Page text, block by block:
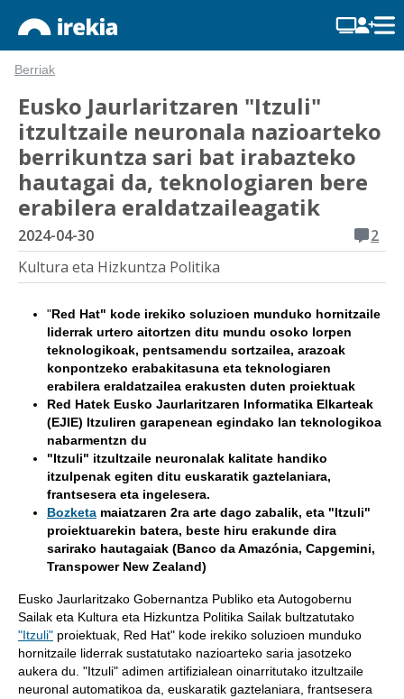
Berriak
Eusko Jaurlaritzaren "Itzuli"
itzultzaile neuronala nazioarteko
berrikuntza sari bat irabazteko
hautagai da, teknologiaren bere
erabilera eraldatzaileagatik
2024-04-30
2
Kultura eta Hizkuntza Politika
"Red Hat" kode irekiko soluzioen munduko hornitzaile
liderrak urtero aitortzen ditu mundu osoko lorpen
teknologikoak, pentsamendu sortzailea, arazoak
konpontzeko erabakitasuna eta teknologiaren
erabilera eraldatzailea erakusten duten proiektuak
Red Hatek Eusko Jaurlaritzaren Informatika Elkarteak
(EJIE) Itzuliren garapenean egindako lan teknologikoa
nabarmentzn du
"Itzuli" itzultzaile neuronalak kalitate handiko
itzulpenak egiten ditu euskaratik gaztelaniara,
frantsesera eta ingelesera.
Bozketa maiatzaren 2ra arte dago zabalik, eta "Itzuli"
proiektuarekin batera, beste hiru erakunde dira
sarirako hautagaiak (Banco da Amazónia, Capgemini,
Transpower New Zealand)
Eusko Jaurlaritzako Gobernantza Publiko eta Autogobernu
Sailak eta Kultura eta Hizkuntza Politika Sailak bultzatutako
"Itzuli" proiektuak, Red Hat" kode irekiko soluzioen munduko
hornitzaile liderrak sustatutako nazioarteko saria jasotzeko
aukera du. "Itzuli" adimen artifizialean oinarritutako itzultzaile
neuronal automatikoa da, euskaratik gaztelaniara, frantsesera